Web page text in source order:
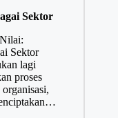
Sektor
Sektor
lagi
proses